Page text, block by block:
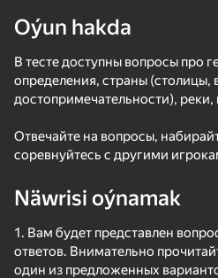
Oýun hakda
В тесте доступны вопросы про
определения, страны (столицы,
достопримечательности), реки,
Отвечайте на вопросы,
соревнуйтесь с другими
Näwrisi oýnamak
1. Вам будет представлен
ответов. Внимательно
один из предложенных